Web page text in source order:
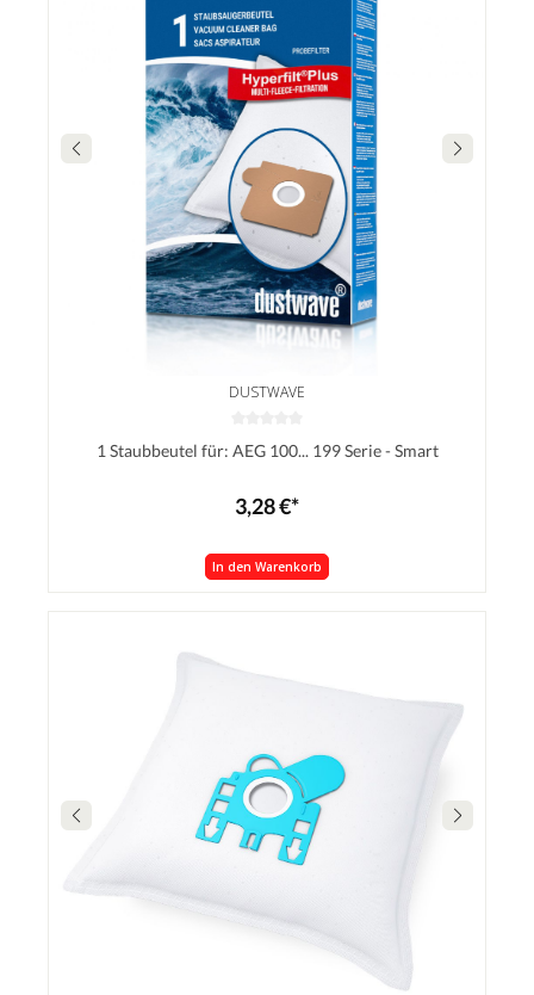
DUSTWAVE
1 Staubbeutel für: AEG 100... 199 Serie - Smart
3,28 €*
In den Warenkorb